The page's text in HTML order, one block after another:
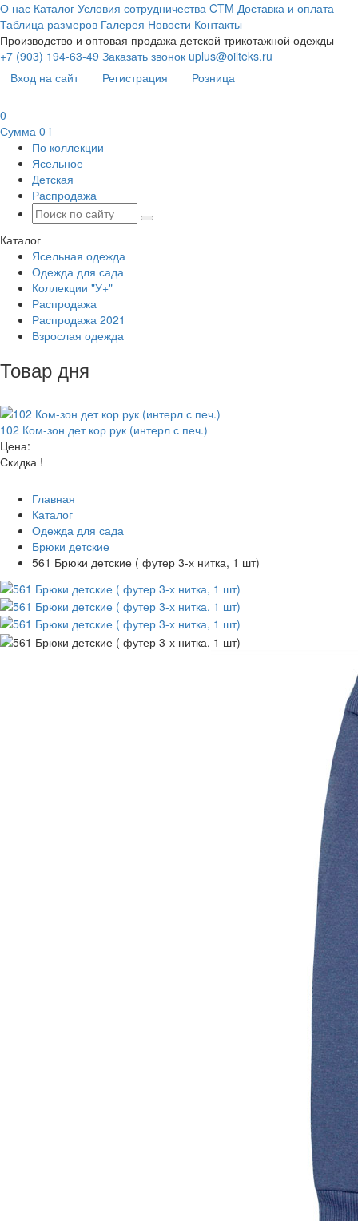
О нас Каталог Условия сотрудничества CTM Доставка и оплата
Таблица размеров Галерея Новости Контакты
Производство и оптовая продажа детской трикотажной одежды
+7 (903) 194-63-49 Заказать звонок uplus@oilteks.ru
Вход на сайт
Регистрация Розница
0
Сумма 0 i
По коллекции
Ясельное
Детская
Распродажа
Каталог
Ясельная одежда
Одежда для сада
Коллекции "У+"
Распродажа
Распродажа 2021
Взрослая одежда
Товар дня
102 Ком-зон дет кор рук (интерл с печ.)
Цена:
Скидка !
Главная
Каталог
Одежда для сада
Брюки детские
561 Брюки детские ( футер 3-х нитка, 1 шт)